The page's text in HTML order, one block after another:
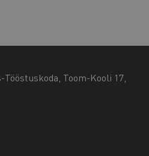
Toom-Kooli 17,